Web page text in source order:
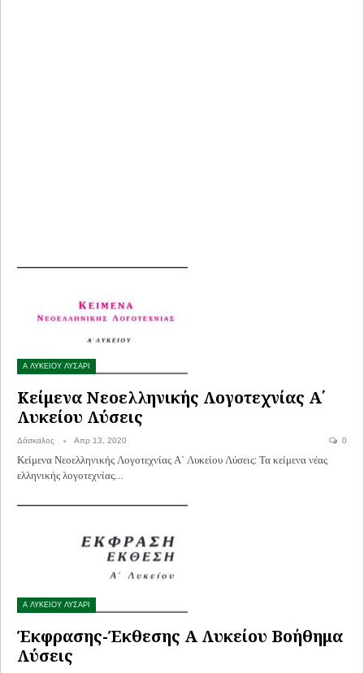
Α ΛΥΚΕΙΟΥ ΛΥΣΑΡΙ
Κείμενα Νεοελληνικής Λογοτεχνίας Α΄
Λυκείου Λύσεις
Δάσκαλος Απρ 13, 2020 0
Κείμενα Νεοελληνικής Λογοτεχνίας Α΄ Λυκείου Λύσεις: Τα κείμενα νέας
ελληνικής λογοτεχνίας…
Α ΛΥΚΕΙΟΥ ΛΥΣΑΡΙ
Έκφρασης-Έκθεσης Α Λυκείου Βοήθημα
Λύσεις